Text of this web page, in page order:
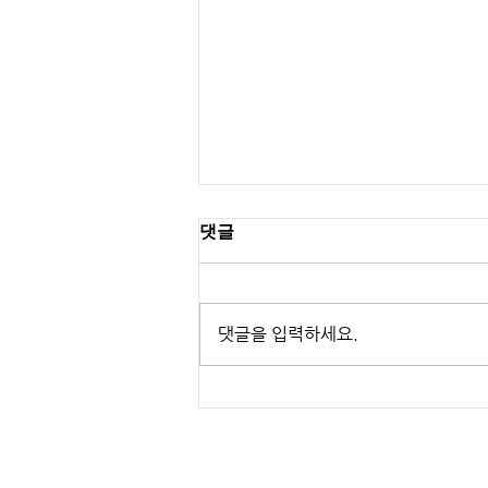
Samsung - Making of
댓글
댓글을 입력하세요.